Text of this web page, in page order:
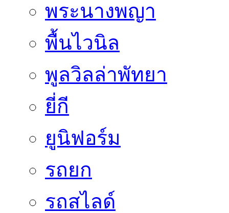
พระนางพญา
พื้นไวนิล
พูลวิลล่าพัทยา
ยี่กี
ยูนิฟอร์ม
รถยก
รถสไลด์